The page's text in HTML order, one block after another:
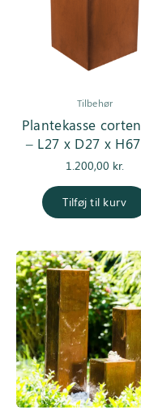
Tilbehør
Plantekasse
– L27 x D27 x
1.200,00 kr.
Tilføj til kurv